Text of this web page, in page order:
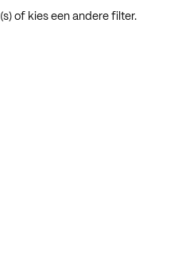
of kies een andere filter.